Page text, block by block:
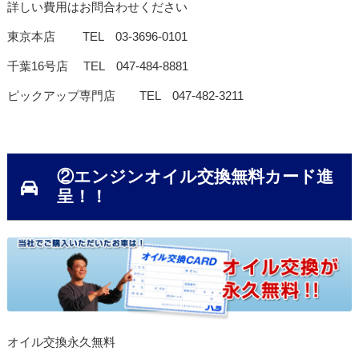
詳しい費用はお問合わせください
東京本店 TEL 03-3696-0101
千葉16号店 TEL 047-484-8881
ピックアップ専門店 TEL 047-482-3211
②エンジンオイル交換無料カード進
呈！！
オイル交換永久無料